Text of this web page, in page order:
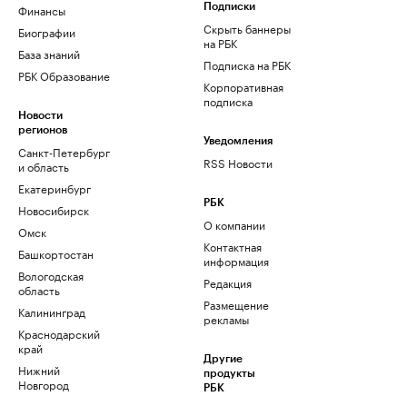
Финансы
Биографии
База знаний
РБК Образование
Новости
регионов
Санкт-Петербург
и область
Екатеринбург
Новосибирск
Омск
Башкортостан
Вологодская
область
Калининград
Краснодарский
край
Нижний
Новгород
Подписки
Скрыть баннеры
на РБК
Подписка на РБК
Корпоративная
подписка
Уведомления
RSS Новости
РБК
О компании
Контактная
информация
Редакция
Размещение
рекламы
Другие
продукты
РБК